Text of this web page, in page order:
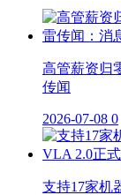
高管薪资归
传闻
2026-07-08 0
支持17家机